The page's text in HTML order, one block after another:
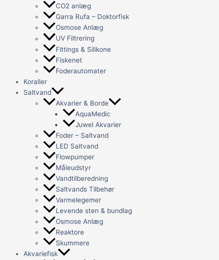
CO2 anlæg
Garra Rufa – Doktorfisk
Osmose Anlæg
UV Filtrering
Fittings & Silikone
Fiskenet
Foderautomater
Koraller
Saltvand
Akvarier & Borde
AquaMedic
Juwel Akvarier
Foder – Saltvand
LED Saltvand
Flowpumper
Måleudstyr
Vandtilberedning
Saltvands Tilbehør
Varmelegemer
Levende sten & bundlag
Osmose Anlæg
Reaktore
Skummere
Akvariefisk